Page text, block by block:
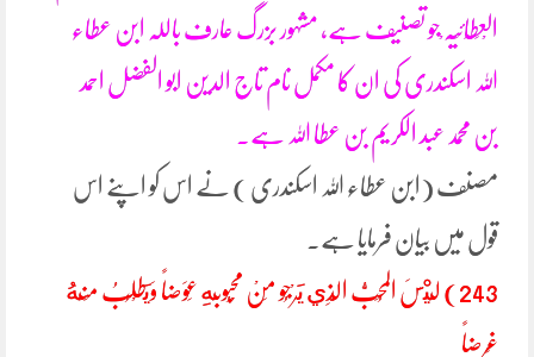
الْعِطَائِیَہ ْجو تصنیف ہے، مشہور بزرگ عارف باللہ ابن عطاء
اللہ اسکندری کی ان کا مکمل نام تاج الدین ابو الفضل احمد
بن محمد عبد الکریم بن عطا اللہ ہے۔
مصنف (ابن عطاء اللہ اسکندری ) نے اس کو اپنے اس
قول میں بیان فرمایا ہے۔
243) لَيْسَ المُحِبُّ الَّذِي يَرْجُو مِنْ مَحْبُوبِهِ عِوَضاً وَيَطْلُبُ مِنْهُ
غَرضاً